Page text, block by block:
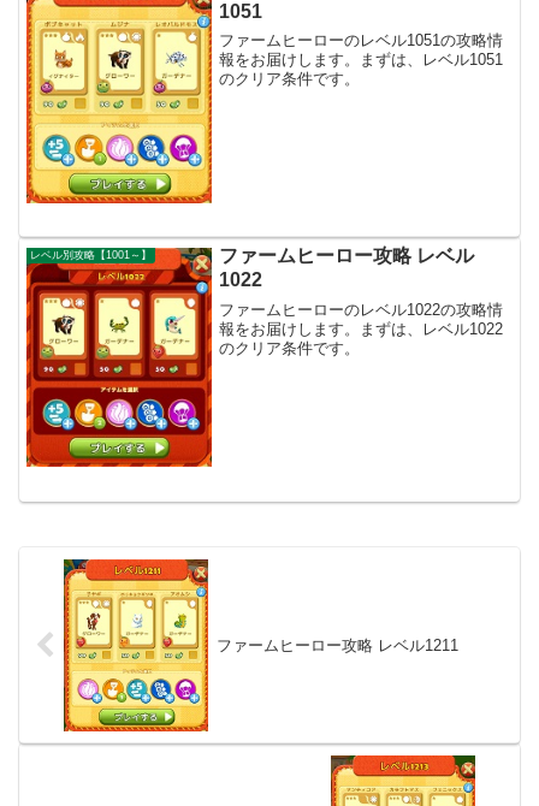
1051
ファームヒーローのレベル1051の攻略情
報をお届けします。まずは、レベル1051
のクリア条件です。
レベル別攻略【1001～】
ファームヒーロー攻略 レベル
1022
ファームヒーローのレベル1022の攻略情
報をお届けします。まずは、レベル1022
のクリア条件です。
ファームヒーロー攻略 レベル1211